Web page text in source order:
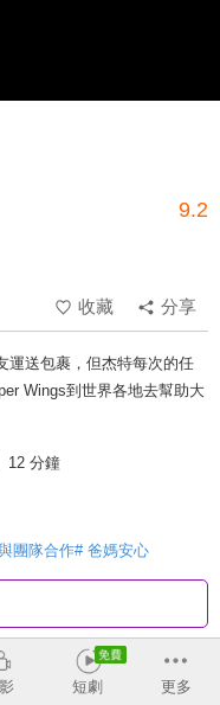
9.2
收藏
分享
運送包裹，但杰特每次的任
Wings到世界各地去幫助大
12 分鐘
團隊合作# 爸媽安心
收合
短劇 更多